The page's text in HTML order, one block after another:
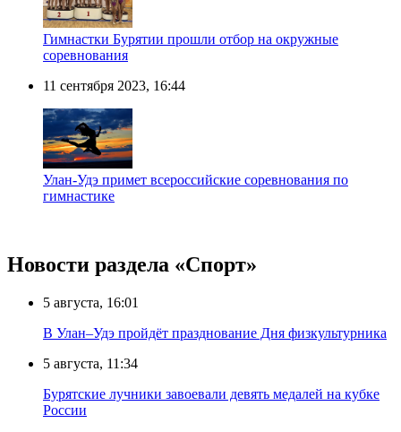
Гимнастки Бурятии прошли отбор на окружные
соревнования
11 сентября 2023, 16:44
Улан-Удэ примет всероссийские соревнования по
гимнастике
Новости раздела «Cпорт»
5 августа, 16:01
В Улан–Удэ пройдёт празднование Дня физкультурника
5 августа, 11:34
Бурятские лучники завоевали девять медалей на кубке
России